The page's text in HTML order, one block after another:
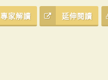
專家解讀 延伸閱讀